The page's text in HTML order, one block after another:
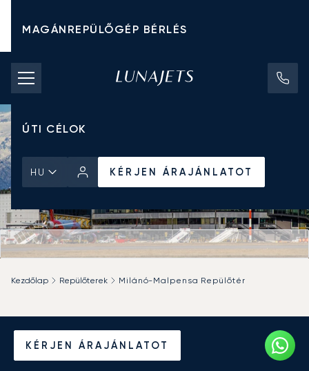
MAGÁNREPÜLŐGÉP BÉRLÉS
CHARTER ÁRAK
MAGÁNREPÜLŐGÉPEK
ÚTI CÉLOK
HU KÉRJEN ÁRAJÁNLATOT
KÉRJEN ÁRAJÁNLATOT
Kezdőlap Repülőterek Milánó-Malpensa Repülőtér
Magánrepülőgép bérlése a
Milánó-Malpensa